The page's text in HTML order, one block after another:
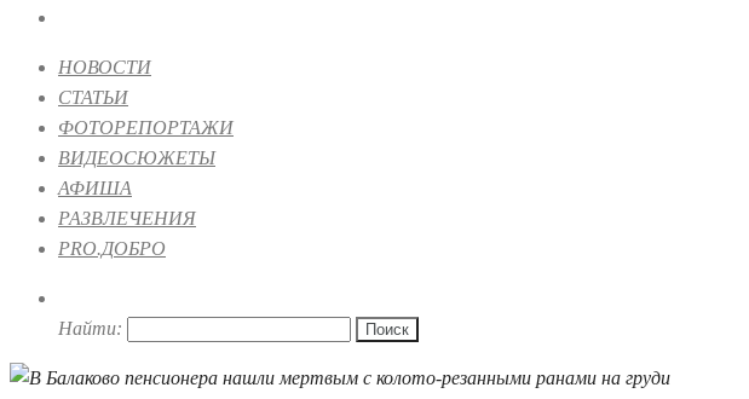
НОВОСТИ
СТАТЬИ
ФОТОРЕПОРТАЖИ
ВИДЕОСЮЖЕТЫ
АФИША
РАЗВЛЕЧЕНИЯ
PRO.ДОБРО
Найти: